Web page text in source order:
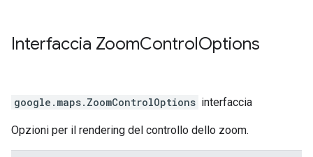
Interfaccia ZoomControlOptions
google.maps. ZoomControlOptions interfaccia
Opzioni per il rendering del controllo dello zoom.